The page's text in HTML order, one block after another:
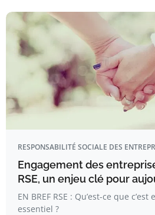
RESPONSABILITÉ SOCIALE DES
Engagement des
RSE, un enjeu clé pour
EN BREF RSE : Qu’est-ce que
essentiel ?